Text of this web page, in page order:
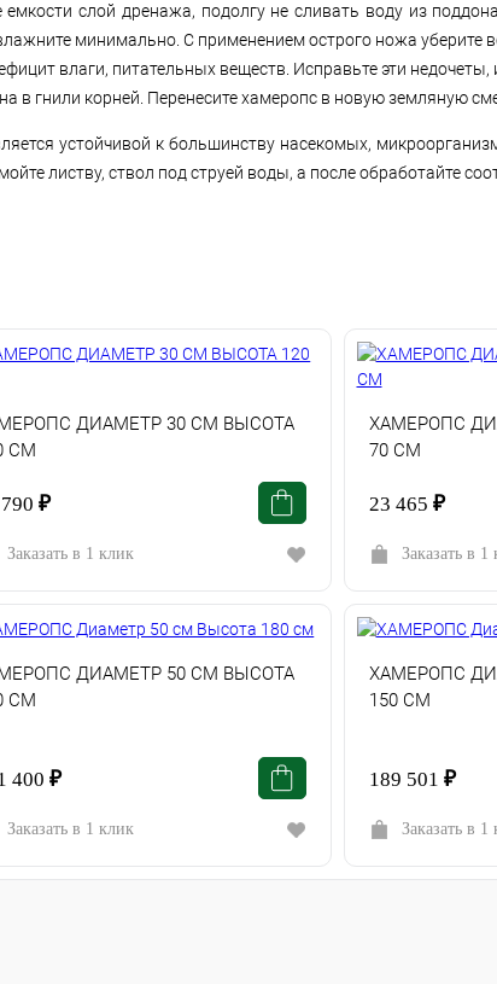
слой дренажа, подолгу не сливать воду из
минимально. С применением острого ножа уберите
влаги, питательных веществ. Исправьте эти недочеты,
в гнили корней. Перенесите хамеропс в новую земляную
устойчивой к большинству насекомых,
листву, ствол под струей воды, а после обработайте
ДИАМЕТР 30 СМ ВЫСОТА
СМ
₽
Заказать в 1 клик
ХАМЕРОПС
70 СМ
23 465 ₽
Заказать в 1
ДИАМЕТР 50 СМ ВЫСОТА
СМ
400₽
Заказать в 1 клик
ХАМЕРОПС
150 СМ
189 501 ₽
Заказать в 1